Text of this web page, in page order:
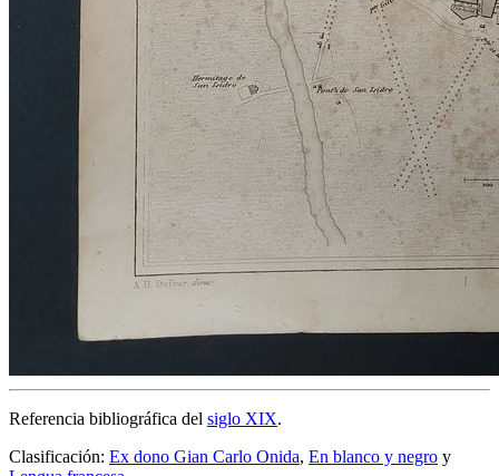
Referencia bibliográfica del siglo XIX.
Clasificación: Ex dono Gian Carlo Onida, En blanco y negro y